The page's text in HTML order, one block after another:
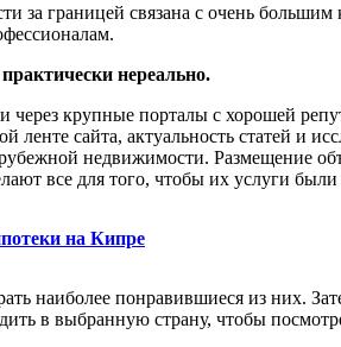
границей связана с очень
нереально.
через крупные порталы с хорошей
ленте сайта, актуальность статей
недвижимости. Размещение
все для того, чтобы их услуги
на Кипре
наиболее понравившиеся из них.
в выбранную страну, чтобы